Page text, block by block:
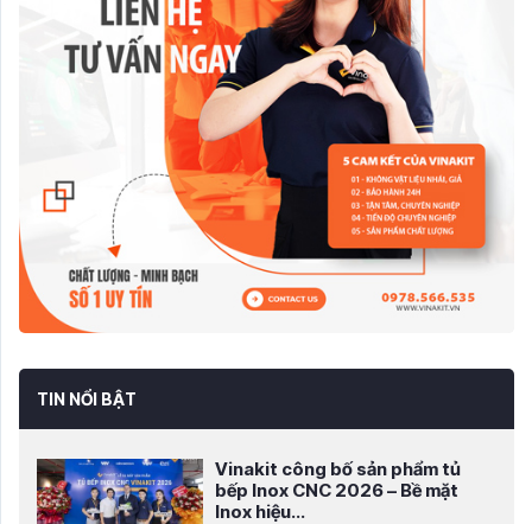
TIN NỔI BẬT
Vinakit công bố sản phẩm tủ
bếp Inox CNC 2026 – Bề mặt
Inox hiệu...